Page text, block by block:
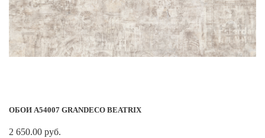
ОБОИ A54007 GRANDECO BEATRIX
2 650.00 руб.